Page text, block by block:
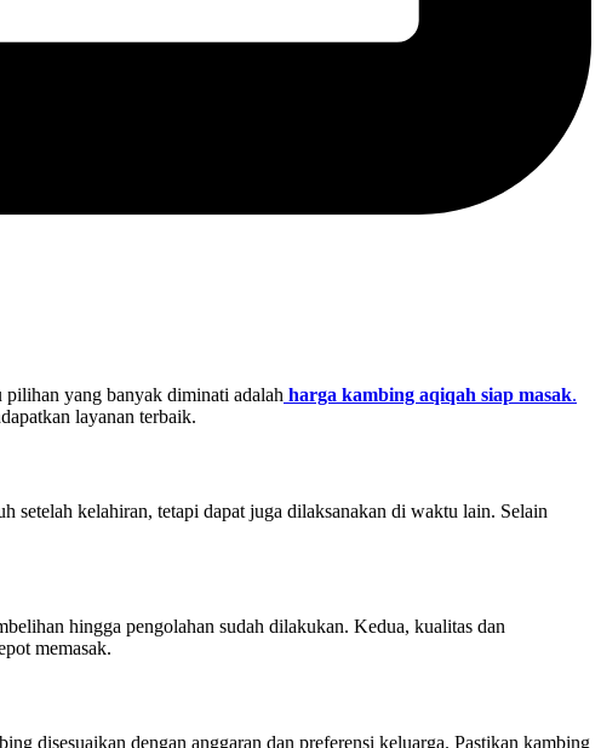
yang banyak diminati adalah harga kambing aqiqah siap masak.
layanan terbaik.
setelah kelahiran, tetapi dapat juga dilaksanakan di waktu lain. Selain
hingga pengolahan sudah dilakukan. Kedua, kualitas dan
memasak.
disesuaikan dengan anggaran dan preferensi keluarga. Pastikan kambing